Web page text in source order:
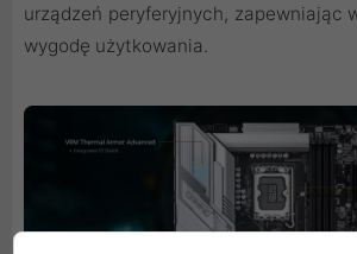
urządzeń peryferyjnych, zapewniając
wygodę użytkowania.